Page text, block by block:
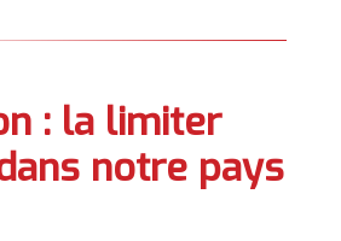
: la limiter
notre pays